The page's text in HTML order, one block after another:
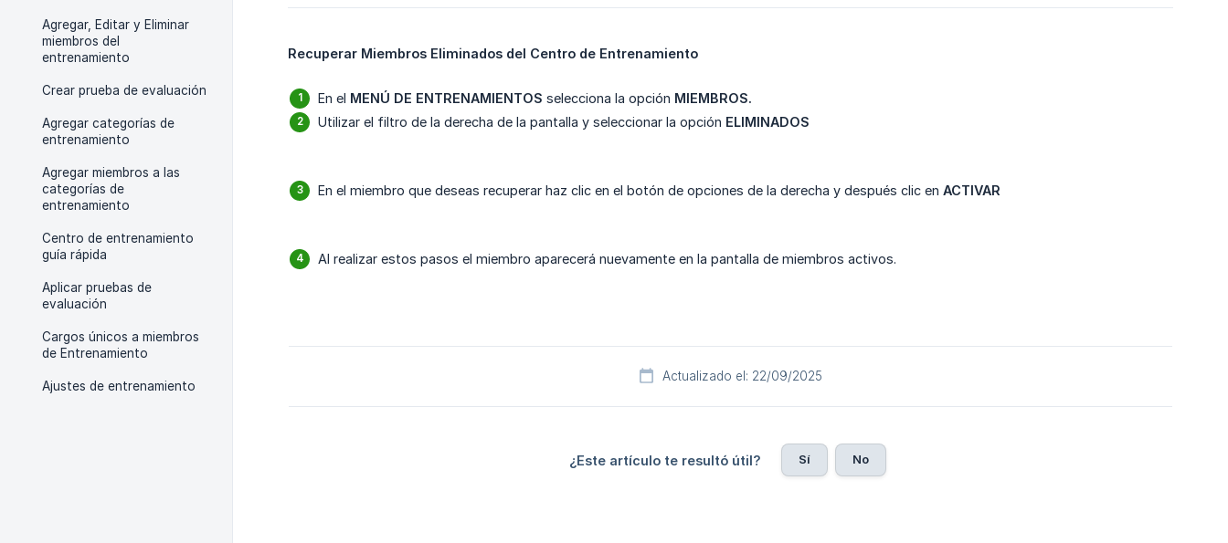
Agregar, Editar y Eliminar
miembros del
entrenamiento
Crear prueba de evaluación
Agregar categorías de
entrenamiento
Agregar miembros a las
categorías de
entrenamiento
Centro de entrenamiento
guía rápida
Aplicar pruebas de
evaluación
Cargos únicos a miembros
de Entrenamiento
Ajustes de entrenamiento
Recuperar Miembros Eliminados del Centro de Entrenamiento
En el MENÚ DE ENTRENAMIENTOS selecciona la opción MIEMBROS.
Utilizar el filtro de la derecha de la pantalla y seleccionar la opción ELIMINADOS
En el miembro que deseas recuperar haz clic en el botón de opciones de la derecha y después clic en ACTIVAR
Al realizar estos pasos el miembro aparecerá nuevamente en la pantalla de miembros activos.
Actualizado el: 22/09/2025
¿Este artículo te resultó útil? Sí No